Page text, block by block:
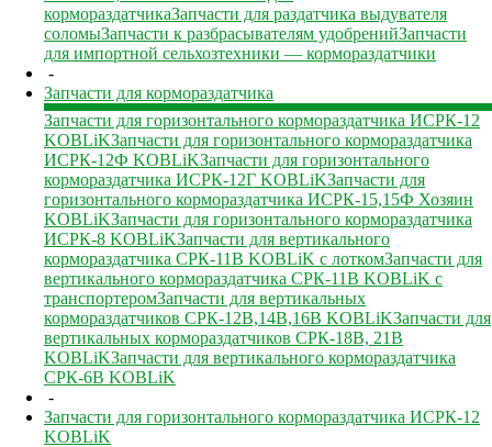
кормораздатчикаЗапчасти для раздатчика выдувателя
соломыЗапчасти к разбрасывателям удобренийЗапчасти
для импортной сельхозтехники — кормораздатчики
-
Запчасти для кормораздатчика
Запчасти для горизонтального кормораздатчика ИСРК-12
KOBLiKЗапчасти для горизонтального кормораздатчика
ИСРК-12Ф KOBLiKЗапчасти для горизонтального
кормораздатчика ИСРК-12Г KOBLiKЗапчасти для
горизонтального кормораздатчика ИСРК-15,15Ф Хозяин
KOBLiKЗапчасти для горизонтального кормораздатчика
ИСРК-8 KOBLiKЗапчасти для вертикального
кормораздатчика СРК-11В KOBLiK с лоткомЗапчасти для
вертикального кормораздатчика СРК-11В KOBLiK с
транспортеромЗапчасти для вертикальных
кормораздатчиков СРК-12В,14В,16В KOBLiKЗапчасти для
вертикальных кормораздатчиков СРК-18В, 21В
KOBLiKЗапчасти для вертикального кормораздатчика
СРК-6В KOBLiK
-
Запчасти для горизонтального кормораздатчика ИСРК-12
KOBLiK